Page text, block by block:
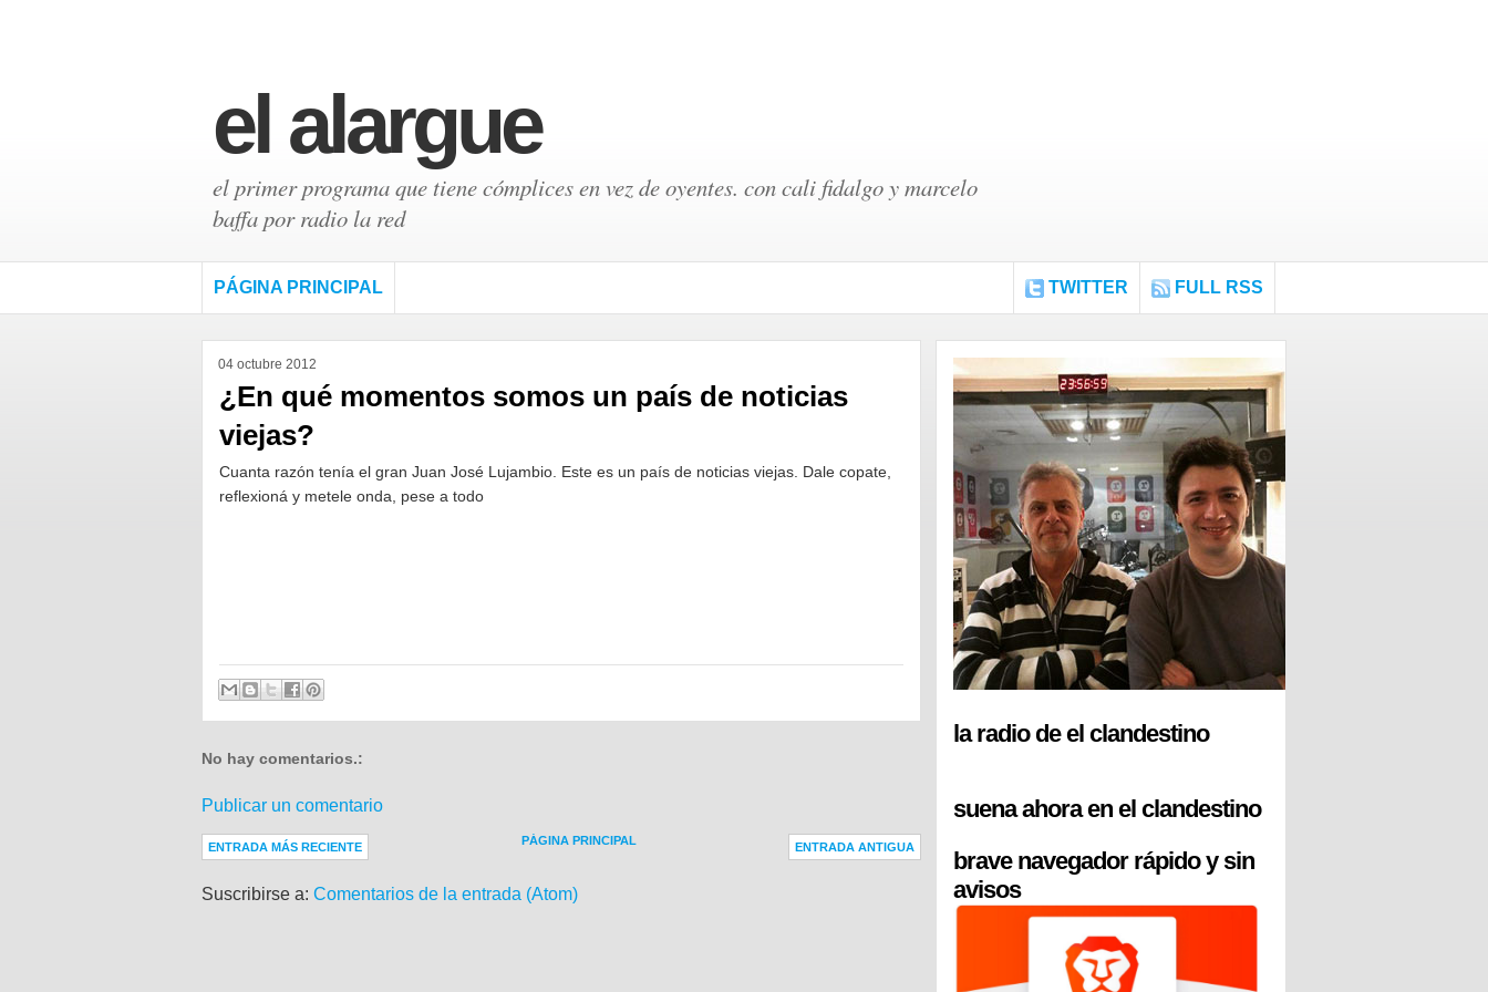
el alargue
el primer programa que tiene cómplices en vez de oyentes. con cali fidalgo y marcelo
baffa por radio la red
PÁGINA PRINCIPAL TWITTER FULL RSS
04 octubre 2012
¿En qué momentos somos un país de noticias
viejas?
Cuanta razón tenía el gran Juan José Lujambio. Este es un país de noticias viejas. Dale copate,
reflexioná y metele onda, pese a todo
No hay comentarios.:
Publicar un comentario
ENTRADA MÁS RECIENTE ENTRADA ANTIGUA
PÁGINA PRINCIPAL
Suscribirse a: Comentarios de la entrada (Atom)
la radio de el clandestino
suena ahora en el clandestino
brave navegador rápido y sin
avisos